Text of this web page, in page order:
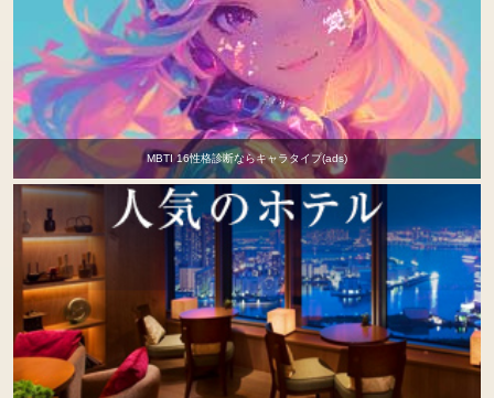
MBTI 16性格診断ならキャラタイプ(ads)